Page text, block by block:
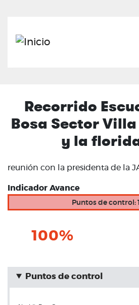
Recorrido
Bosa Sector
y la
reunión con la presidenta de la
Indicador Avance
Puntos de control:
100%
Puntos de control